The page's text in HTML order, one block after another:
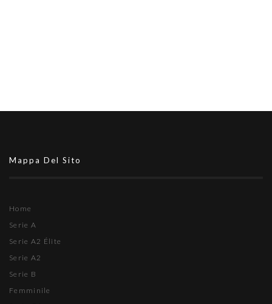
Mappa Del Sito
Home
Serie A
Serie A2 Élite
Serie A2
Serie B
Femminile